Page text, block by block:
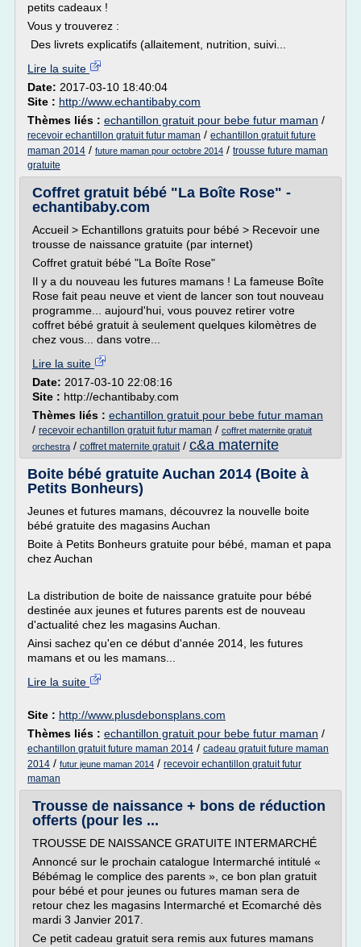
petits cadeaux !
Vous y trouverez :
Des livrets explicatifs (allaitement, nutrition, suivi...
Lire la suite
Date: 2017-03-10 18:40:04
Site : http://www.echantibaby.com
Thèmes liés : echantillon gratuit pour bebe futur maman /
recevoir echantillon gratuit futur maman / echantillon gratuit future
maman 2014 / future maman pour octobre 2014 / trousse future maman
gratuite
Coffret gratuit bébé "La Boîte Rose" -
echantibaby.com
Accueil > Echantillons gratuits pour bébé > Recevoir une
trousse de naissance gratuite (par internet)
Coffret gratuit bébé "La Boîte Rose"
Il y a du nouveau les futures mamans ! La fameuse Boîte
Rose fait peau neuve et vient de lancer son tout nouveau
programme... aujourd'hui, vous pouvez retirer votre
coffret bébé gratuit à seulement quelques kilomètres de
chez vous... dans votre...
Lire la suite
Date: 2017-03-10 22:08:16
Site : http://echantibaby.com
Thèmes liés : echantillon gratuit pour bebe futur maman
/ recevoir echantillon gratuit futur maman / coffret maternite gratuit
orchestra / coffret maternite gratuit/ c&a maternite
Boite bébé gratuite Auchan 2014 (Boite à
Petits Bonheurs)
Jeunes et futures mamans, découvrez la nouvelle boite
bébé gratuite des magasins Auchan
Boite à Petits Bonheurs gratuite pour bébé, maman et papa
chez Auchan
La distribution de boite de naissance gratuite pour bébé
destinée aux jeunes et futures parents est de nouveau
d'actualité chez les magasins Auchan.
Ainsi sachez qu'en ce début d'année 2014, les futures
mamans et ou les mamans...
Lire la suite
Site : http://www.plusdebonsplans.com
Thèmes liés : echantillon gratuit pour bebe futur maman /
echantillon gratuit future maman 2014 / cadeau gratuit future maman
2014 / futur jeune maman 2014 / recevoir echantillon gratuit futur
maman
Trousse de naissance + bons de réduction
offerts (pour les ...
TROUSSE DE NAISSANCE GRATUITE INTERMARCHÉ
Annoncé sur le prochain catalogue Intermarché intitulé «
Bébémag le complice des parents », ce bon plan gratuit
pour bébé et pour jeunes ou futures maman sera de
retour chez les magasins Intermarché et Ecomarché dès
mardi 3 Janvier 2017.
Ce petit cadeau gratuit sera remis aux futures mamans